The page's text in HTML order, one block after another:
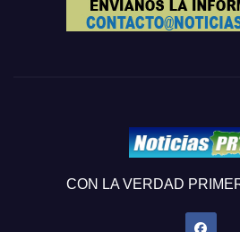
CON LA VERDAD